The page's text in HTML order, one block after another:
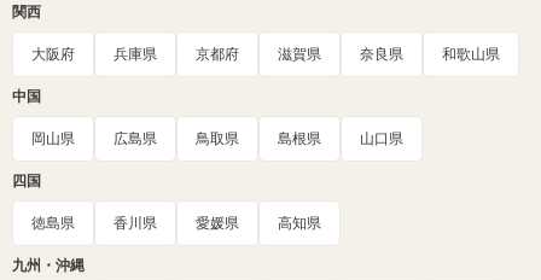
関西
大阪府 兵庫県 京都府 滋賀県 奈良県 和歌山県
中国
岡山県 広島県 鳥取県 島根県 山口県
四国
徳島県 香川県 愛媛県 高知県
九州・沖縄